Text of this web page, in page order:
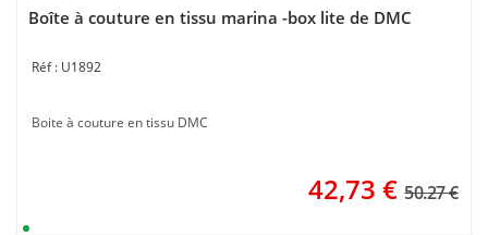
Boîte à couture en tissu marina -box lite de DMC
U1892
Boite à couture en tissu DMC
42,73 € 50.27 €